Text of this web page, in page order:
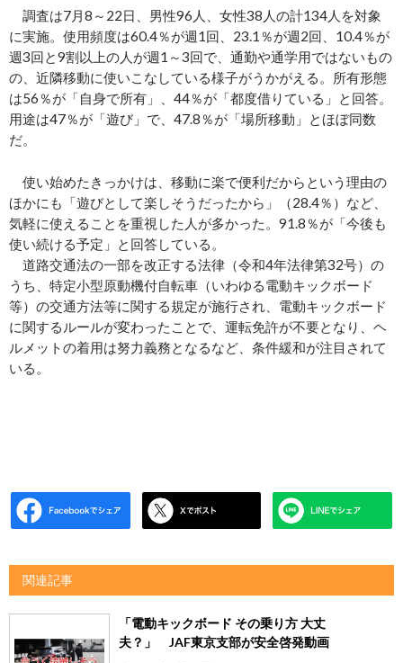
調査は7月8～22日、男性96人、女性38人の計134人を対象
に実施。使用頻度は60.4％が週1回、23.1％が週2回、10.4％が
週3回と9割以上の人が週1～3回で、通勤や通学用ではないもの
の、近隣移動に使いこなしている様子がうかがえる。所有形態
は56％が「自身で所有」、44％が「都度借りている」と回答。
用途は47％が「遊び」で、47.8％が「場所移動」とほぼ同数
だ。
使い始めたきっかけは、移動に楽で便利だからという理由の
ほかにも「遊びとして楽しそうだったから」（28.4％）など、
気軽に使えることを重視した人が多かった。91.8％が「今後も
使い続ける予定」と回答している。
道路交通法の一部を改正する法律（令和4年法律第32号）の
うち、特定小型原動機付自転車（いわゆる電動キックボード
等）の交通方法等に関する規定が施行され、電動キックボード
に関するルールが変わったことで、運転免許が不要となり、ヘ
ルメットの着用は努力義務となるなど、条件緩和が注目されて
いる。
関連記事
「電動キックボード その乗り方 大丈
夫？」 JAF東京支部が安全啓発動画